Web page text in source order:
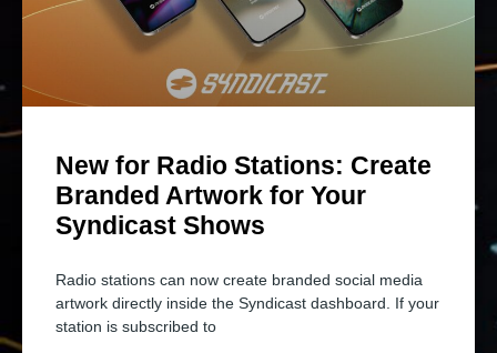
New for Radio Stations: Create
Branded Artwork for Your
Syndicast Shows
Radio stations can now create branded social media
artwork directly inside the Syndicast dashboard. If your
station is subscribed to